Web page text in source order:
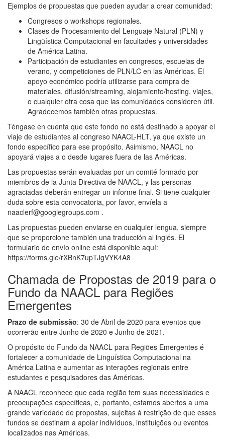
Ejemplos de propuestas que pueden ayudar a crear comunidad:
Congresos o workshops regionales.
Clases de Procesamiento del Lenguaje Natural (PLN) y
Lingüística Computacional en facultades y universidades
de América Latina.
Participación de estudiantes en congresos, escuelas de
verano, y competiciones de PLN/LC en las Américas. El
apoyo económico podría utilizarse para compra de
materiales, difusión/streaming, alojamiento/hosting, viajes,
o cualquier otra cosa que las comunidades consideren útil.
Agradecemos también otras propuestas.
Téngase en cuenta que este fondo no está destinado a apoyar el
viaje de estudiantes al congreso NAACL-HLT, ya que existe un
fondo específico para ese propósito. Asimismo, NAACL no
apoyará viajes a o desde lugares fuera de las Américas.
Las propuestas serán evaluadas por un comité formado por
miembros de la Junta Directiva de NAACL, y las personas
agraciadas deberán entregar un informe final. Si tiene cualquier
duda sobre esta convocatoria, por favor, envíela a
naaclerf@googlegroups.com .
Las propuestas pueden enviarse en cualquier lengua, siempre
que se proporcione también una traducción al inglés. El
formulario de envío online está disponible aquí:
https://forms.gle/rXBnK7upTJgVYK4A8
Chamada de Propostas de 2019 para o
Fundo da NAACL para Regiões
Emergentes
Prazo de submissão: 30 de Abril de 2020 para eventos que
ocorrerão entre Junho de 2020 e Junho de 2021.
O propósito do Fundo da NAACL para Regiões Emergentes é
fortalecer a comunidade de Linguística Computacional na
América Latina e aumentar as interações regionais entre
estudantes e pesquisadores das Américas.
A NAACL reconhece que cada região tem suas necessidades e
preocupações específicas, e, portanto, estamos abertos a uma
grande variedade de propostas, sujeitas à restrição de que esses
fundos se destinam a apoiar indivíduos, instituições ou eventos
localizados nas Américas.